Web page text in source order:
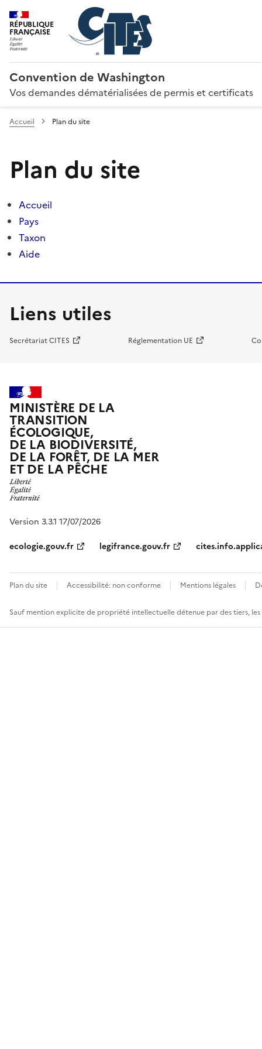
RÉPUBLIQUE
FRANÇAISE
Convention de Washington
Vos demandes dématérialisées de permis et certificats
Accueil Plan du site
Plan du site
Accueil
Pays
Taxon
Aide
Liens utiles
Secrétariat CITES Réglementation UE
MINISTÈRE DE LA
TRANSITION
ÉCOLOGIQUE,
DE LA BIODIVERSITÉ,
DE LA FORÊT, DE LA MER
ET DE LA PÊCHE
Version 3.3.1 17/07/2026
ecologie.gouv.fr
legifrance.gouv.fr
Plan du site Accessibilité: non conforme Mentions légales
Sauf mention explicite de propriété intellectuelle détenue par des tiers,